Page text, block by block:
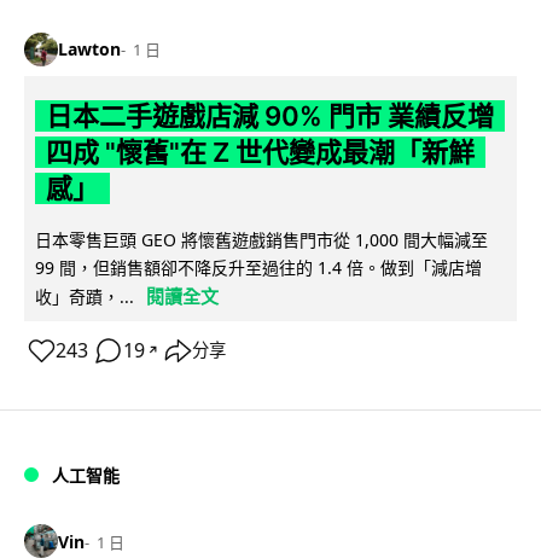
Lawton 1 日
日本二手遊戲店減 90% 門市 業績反增
四成 "懷舊"在 Z 世代變成最潮「新鮮
感」
日本零售巨頭 GEO 將懷舊遊戲銷售門市從 1,000 間大幅減至
99 間，但銷售額卻不降反升至過往的 1.4 倍。做到「減店增
收」奇蹟，...
閱讀全文
243 19 ↗ 分享
人工智能
Vin 1 日